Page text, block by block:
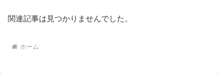
関連記事は見つかりませんでした。
ホーム